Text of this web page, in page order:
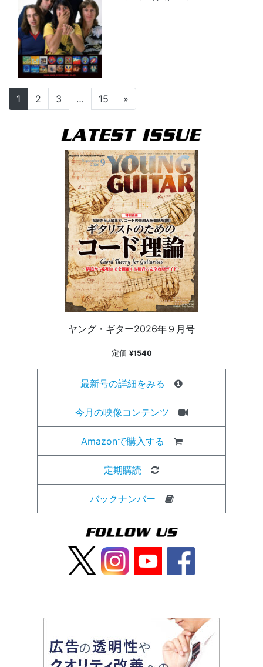
投稿ナビゲーション
1 2 3 … 15 »
ヤング・ギター2026年９月号
定価 ¥1540
最新号の詳細をみる
今月の映像コンテンツ
Amazonで購入する
定期購読
バックナンバー